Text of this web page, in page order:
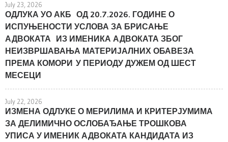
July 23, 2026
ОДЛУКА УО АКБ ОД 20.7.2026. ГОДИНЕ О
ИСПУЊЕНОСТИ УСЛОВА ЗА БРИСАЊЕ
АДВОКАТА ИЗ ИМЕНИКА АДВОКАТА ЗБОГ
НЕИЗВРШАВАЊА МАТЕРИЈАЛНИХ ОБАВЕЗА
ПРЕМА КОМОРИ У ПЕРИОДУ ДУЖЕМ ОД ШЕСТ
МЕСЕЦИ
July 22, 2026
ИЗМЕНА ОДЛУКЕ О МЕРИЛИМА И КРИТЕРЈУМИМА
ЗА ДЕЛИМИЧНО ОСЛОБАЂАЊЕ ТРОШКОВА
УПИСА У ИМЕНИК АДВОКАТА КАНДИДАТА ИЗ